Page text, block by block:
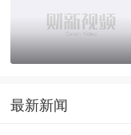
最新新闻